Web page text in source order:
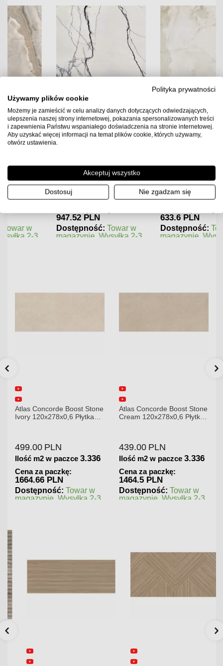
Florim B&W Marble Breach
329.00 PLN
Ilość m2 w paczce
947.52 PLN
Dostępność: Towar w
magazynie. Wysyłka 2-3
220.00 PLN
Ilość m2 w paczce 2.88
Dostępność: Towar w
magazynie. Wysyłka 2-3
Atlas Concorde Boost Stone
Ivory 120x278x0,6 Płytka
499.00 PLN
Ilość m2 w paczce 3.336
Cena za paczkę:
1664.66 PLN
Dostępność: Towar w
magazynie. Wysyłka 2-3
Atlas Concorde Boost Stone
Cream 120x278x0,6 Płytka
439.00 PLN
Ilość m2 w paczce 3.336
Cena za paczkę:
1464.5 PLN
Dostępność: Towar w
magazynie. Wysyłka 2-3
Polityka prywatności
Używamy plików cookie
Możemy je zamieścić w celu analizy danych dotyczących odwiedzających,
ulepszenia naszej strony internetowej, pokazania spersonalizowanych treści
i zapewnienia Państwu wspaniałego doświadczenia na stronie internetowej.
Aby uzyskać więcej informacji na temat plików cookie, których używamy,
otwórz ustawienia.
Akceptuj wszystko
Dostosuj Nie zgadzam się